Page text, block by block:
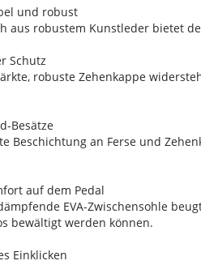
und robust
aus robustem Kunstleder bietet
Schutz
robuste Zehenkappe
Besätze
Beschichtung an Ferse und
auf dem Pedal
EVA-Zwischensohle
bewältigt werden können.
Einklicken